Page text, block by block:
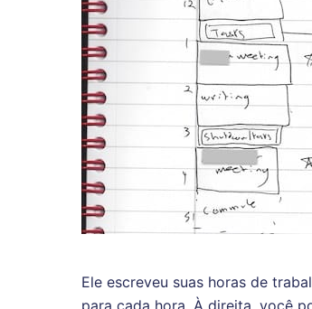
Ele escreveu suas horas de
para cada hora. À direita, você